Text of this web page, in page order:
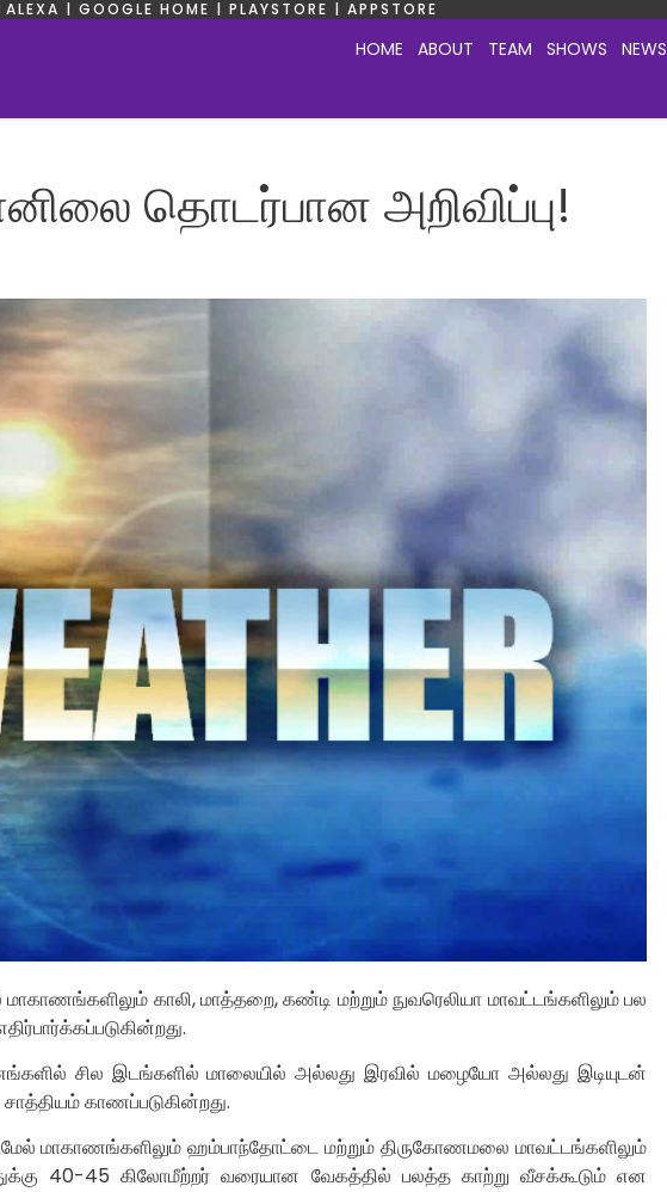
| GOOGLE HOME | PLAYSTORE | APPSTORE
HOME ABOUT TEAM SHOWS NEWS
தொடர்பான அறிவிப்பு!
காலி, மாத்தறை, கண்டி மற்றும் நுவரெலியா மாவட்டங்களிலும் பல
சில இடங்களில் மாலையில் அல்லது இரவில் மழையோ அல்லது இடியுடன்
காணப்படுகின்றது.
மாகாணங்களிலும் ஹம்பாந்தோட்டை மற்றும் திருகோணமலை மாவட்டங்களிலும்
40-45 கிலோமீற்றர் வரையான வேகத்தில் பலத்த காற்று வீசக்கூடும் என